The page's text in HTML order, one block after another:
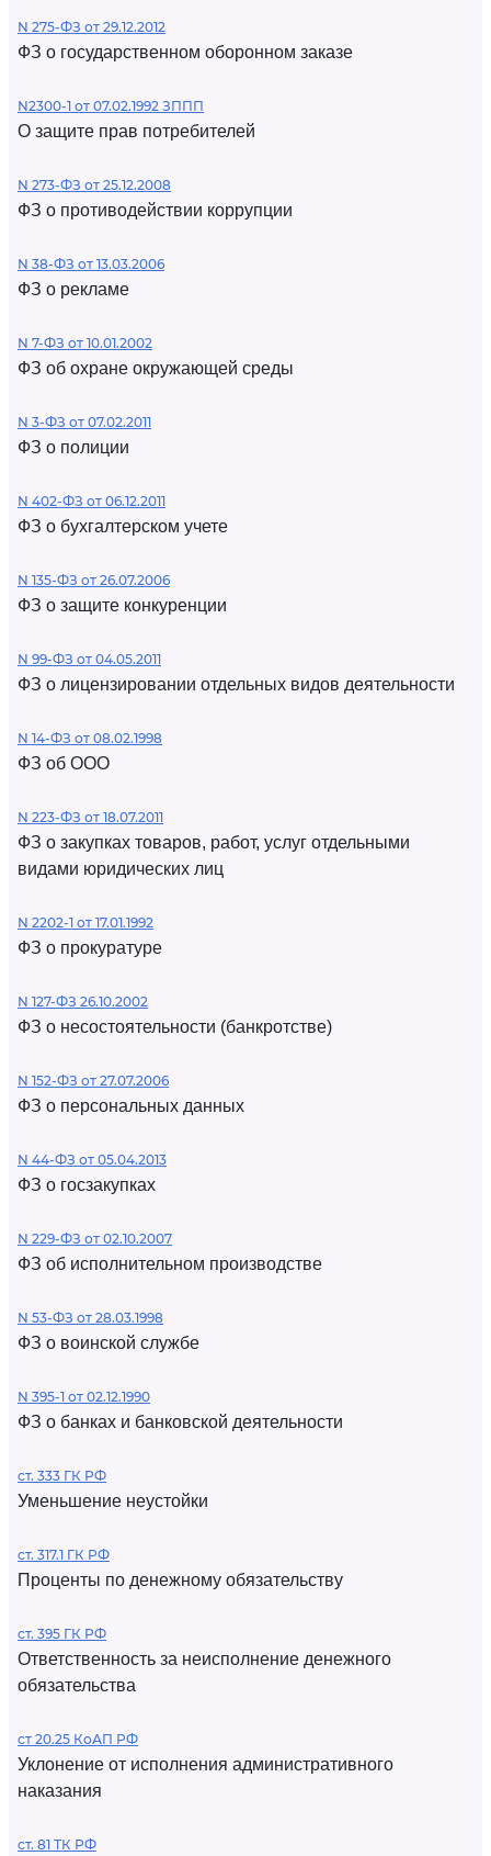
N 275-ФЗ от 29.12.2012
ФЗ о государственном оборонном заказе
N2300-1 от 07.02.1992 ЗППП
О защите прав потребителей
N 273-ФЗ от 25.12.2008
ФЗ о противодействии коррупции
N 38-ФЗ от 13.03.2006
ФЗ о рекламе
N 7-ФЗ от 10.01.2002
ФЗ об охране окружающей среды
N 3-ФЗ от 07.02.2011
ФЗ о полиции
N 402-ФЗ от 06.12.2011
ФЗ о бухгалтерском учете
N 135-ФЗ от 26.07.2006
ФЗ о защите конкуренции
N 99-ФЗ от 04.05.2011
ФЗ о лицензировании отдельных видов деятельности
N 14-ФЗ от 08.02.1998
ФЗ об ООО
N 223-ФЗ от 18.07.2011
ФЗ о закупках товаров, работ, услуг отдельными
видами юридических лиц
N 2202-1 от 17.01.1992
ФЗ о прокуратуре
N 127-ФЗ 26.10.2002
ФЗ о несостоятельности (банкротстве)
N 152-ФЗ от 27.07.2006
ФЗ о персональных данных
N 44-ФЗ от 05.04.2013
ФЗ о госзакупках
N 229-ФЗ от 02.10.2007
ФЗ об исполнительном производстве
N 53-ФЗ от 28.03.1998
ФЗ о воинской службе
N 395-1 от 02.12.1990
ФЗ о банках и банковской деятельности
ст. 333 ГК РФ
Уменьшение неустойки
ст. 317.1 ГК РФ
Проценты по денежному обязательству
ст. 395 ГК РФ
Ответственность за неисполнение денежного
обязательства
ст 20.25 КоАП РФ
Уклонение от исполнения административного
наказания
ст. 81 ТК РФ